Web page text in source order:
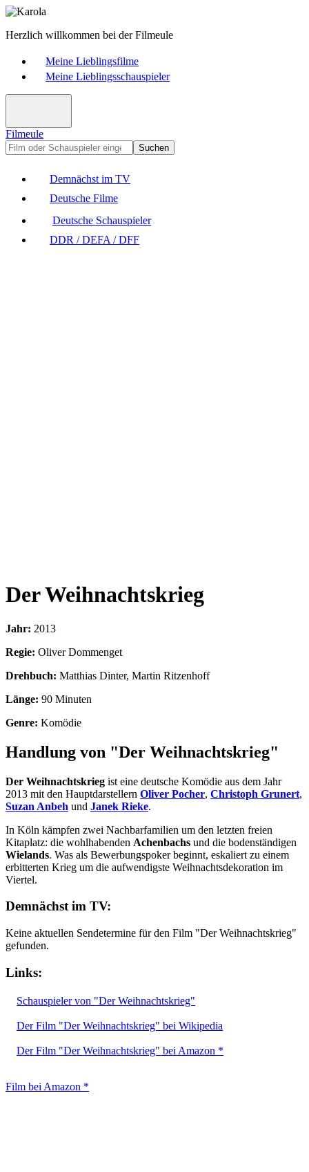
Herzlich willkommen bei der Filmeule
Meine Lieblingsfilme
Meine Lieblingsschauspieler
Filmeule
Suchen
Demnächst im TV
Deutsche Filme
Deutsche Schauspieler
DDR / DEFA / DFF
Der Weihnachtskrieg
Jahr: 2013
Regie: Oliver Dommenget
Drehbuch: Matthias Dinter, Martin Ritzenhoff
Länge: 90 Minuten
Genre: Komödie
Handlung von "Der Weihnachtskrieg"
Der Weihnachtskrieg ist eine deutsche Komödie aus dem Jahr
2013 mit den Hauptdarstellern Oliver Pocher, Christoph Grunert,
Suzan Anbeh und Janek Rieke.
In Köln kämpfen zwei Nachbarfamilien um den letzten freien
Kitaplatz: die wohlhabenden Achenbachs und die bodenständigen
Wielands. Was als Bewerbungspoker beginnt, eskaliert zu einem
erbitterten Krieg um die aufwendigste Weihnachtsdekoration im
Viertel.
Demnächst im TV:
Keine aktuellen Sendetermine für den Film "Der Weihnachtskrieg"
gefunden.
Links:
Schauspieler von "Der Weihnachtskrieg"
Der Film "Der Weihnachtskrieg" bei Wikipedia
Der Film "Der Weihnachtskrieg" bei Amazon *
Film bei Amazon *